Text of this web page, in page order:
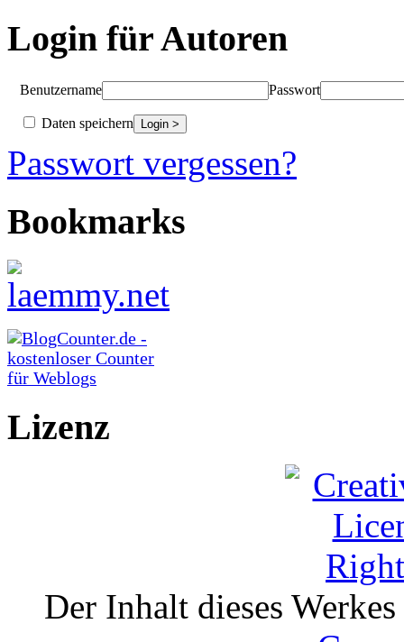
Login für Autoren
Benutzername Passwort
Daten speichern
Passwort vergessen?
Bookmarks
Lizenz
Der Inhalt dieses